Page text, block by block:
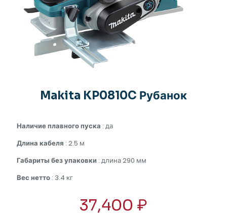
Makita KP0810C Рубанок
Наличие плавного пуска : да
Длина кабеля : 2.5 м
Габариты без упаковки : длина 290 мм
Вес нетто : 3.4 кг
37,400 ₽